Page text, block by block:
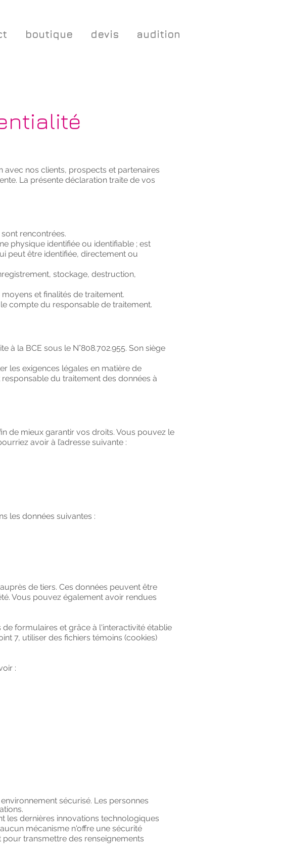
boutique devis audition
nos clients, prospects et partenaires
La présente déclaration traite de vos
rencontrées.
physique identifiée ou identifiable ; est
peut être identifiée, directement ou
stockage, destruction,
et finalités de traitement.
compte du responsable de traitement.
à la BCE sous le N°808.702.955. Son siège
les exigences légales en matière de
du traitement des données à
de mieux garantir vos droits. Vous pouvez le
avoir à l’adresse suivante :
les données suivantes :
de tiers. Ces données peuvent être
Vous pouvez également avoir rendues
formulaires et grâce à l'interactivité établie
7, utiliser des fichiers témoins (cookies)
:
sécurisé. Les personnes
les dernières innovations technologiques
mécanisme n'offre une sécurité
transmettre des renseignements